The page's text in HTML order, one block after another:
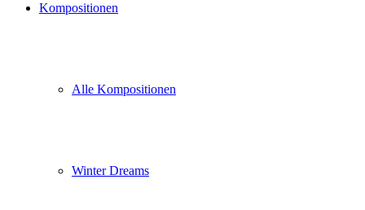
Kompositionen
Alle Kompositionen
Winter Dreams